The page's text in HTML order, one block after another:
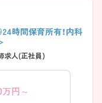
時間保育所有！内科
求人(正社員)
万円～